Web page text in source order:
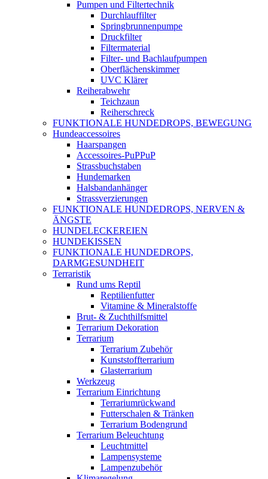
Pumpen und Filtertechnik
Durchlauffilter
Springbrunnenpumpe
Druckfilter
Filtermaterial
Filter- und Bachlaufpumpen
Oberflächenskimmer
UVC Klärer
Reiherabwehr
Teichzaun
Reiherschreck
FUNKTIONALE HUNDEDROPS, BEWEGUNG
Hundeaccessoires
Haarspangen
Accessoires-PuPPuP
Strassbuchstaben
Hundemarken
Halsbandanhänger
Strassverzierungen
FUNKTIONALE HUNDEDROPS, NERVEN &
ÄNGSTE
HUNDELECKEREIEN
HUNDEKISSEN
FUNKTIONALE HUNDEDROPS,
DARMGESUNDHEIT
Terraristik
Rund ums Reptil
Reptilienfutter
Vitamine & Mineralstoffe
Brut- & Zuchthilfsmittel
Terrarium Dekoration
Terrarium
Terrarium Zubehör
Kunststoffterrarium
Glasterrarium
Werkzeug
Terrarium Einrichtung
Terrariumrückwand
Futterschalen & Tränken
Terrarium Bodengrund
Terrarium Beleuchtung
Leuchtmittel
Lampensysteme
Lampenzubehör